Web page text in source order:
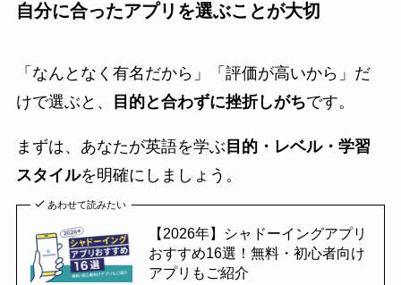
自分に合ったアプリを選ぶことが大切
「なんとなく有名だから」「評価が高いから」だ
けで選ぶと、
目的と合わずに挫折しがちです。
まずは、あなたが英語を学ぶ 目的・レベル・学習
スタイルを明確にしましょう。
あわせて読みたい
【2026年】シャドーイングアプリ
おすすめ16選！無料・初心者向け
アプリもご紹介